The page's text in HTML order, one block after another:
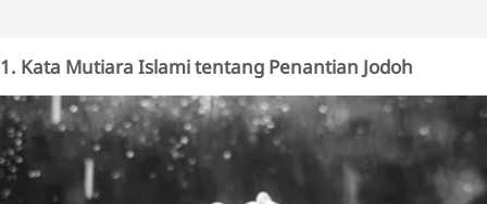
1. Kata Mutiara Islami tentang Penantian Jodoh